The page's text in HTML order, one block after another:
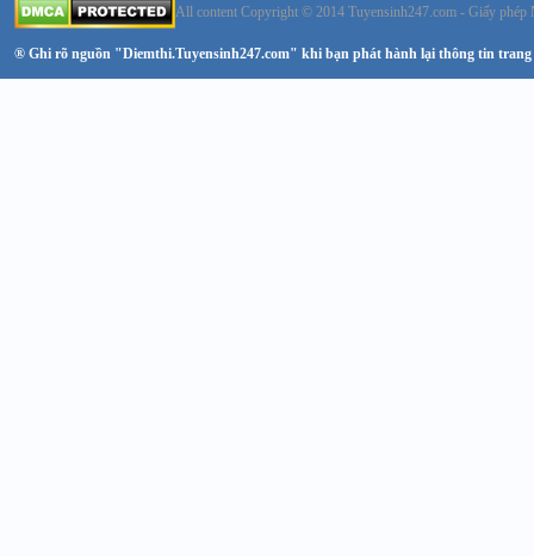
All content Copyright © 2014 Tuyensinh247.com - Giấy
® Ghi rõ nguồn "Diemthi.Tuyensinh247.com" khi bạn phát hành lại thông tin trang